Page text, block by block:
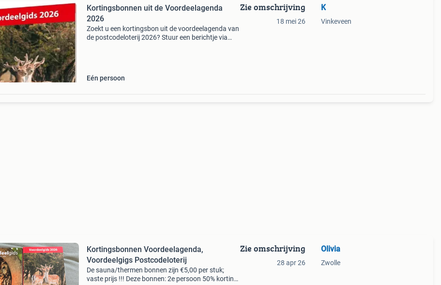
Kortingsbonnen uit de Voordeelagenda
2026
Zoekt u een kortingsbon uit de voordeelagenda van
de postcodeloterij 2026? Stuur een berichtje via
Eén persoon
Zie omschrijving
18 mei 26
K
Vinkeveen
Kortingsbonnen Voordeelagenda,
Voordeelgigs Postcodeloterij
De sauna/thermen bonnen zijn €5,00 per stuk;
vaste prijs !!! Deze bonnen: 2e persoon 50% korting.
Zie omschrijving
28 apr 26
Olivia
Zwolle